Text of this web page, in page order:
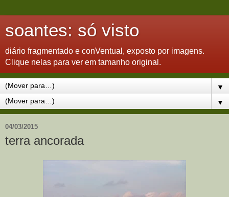
soantes: só visto
diário fragmentado e conVentual, exposto por imagens.
Clique nelas para ver em tamanho original.
▼
▼
04/03/2015
terra ancorada